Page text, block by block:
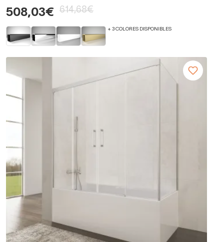
508,03€ 614,68€
+ 3 COLORES DISPONIBLES